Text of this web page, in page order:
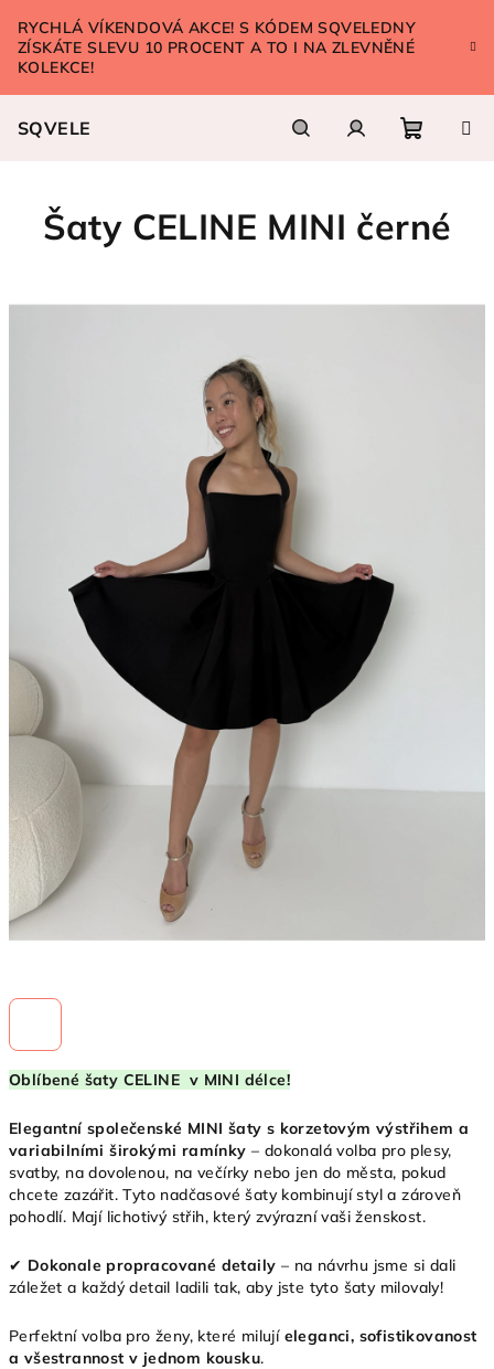
obsah
RYCHLÁ VÍKENDOVÁ AKCE! S KÓDEM SQVELEDNY
ZÍSKÁTE SLEVU 10 PROCENT A TO I NA ZLEVNĚNÉ
KOLEKCE!
SQVELE
košík
Oblíbené šaty CELINE v MINI délce!
Elegantní společenské MINI šaty s korzetovým výstřihem a
variabilními širokými ramínky – dokonalá volba pro plesy,
svatby, na dovolenou, na večírky nebo jen do města, pokud
chcete zazářit. Tyto nadčasové šaty kombinují styl a zároveň
pohodlí. Mají lichotivý střih, který zvýrazní vaši ženskost.
✔ Dokonale propracované detaily – na návrhu jsme si dali
záležet a každý detail ladili tak, aby jste tyto šaty milovaly!
Perfektní volba pro ženy, které milují eleganci, sofistikovanost
a všestrannost v jednom kousku.
Šaty CELINE MINI černé